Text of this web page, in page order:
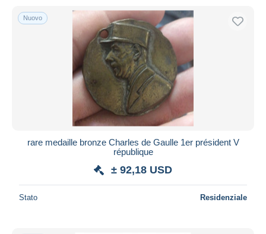
Nuovo
rare medaille bronze Charles de Gaulle 1er président V
république
± 92,18 USD
Stato Residenziale